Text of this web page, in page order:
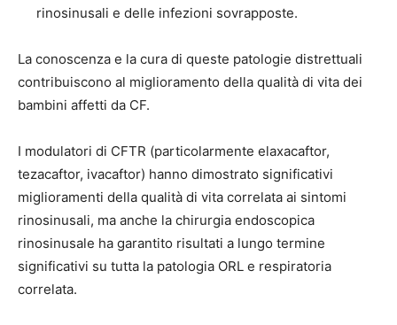
rinosinusali e delle infezioni sovrapposte.
La conoscenza e la cura di queste patologie distrettuali
contribuiscono al miglioramento della qualità di vita dei
bambini affetti da CF.
I modulatori di CFTR (particolarmente elaxacaftor,
tezacaftor, ivacaftor) hanno dimostrato significativi
miglioramenti della qualità di vita correlata ai sintomi
rinosinusali, ma anche la chirurgia endoscopica
rinosinusale ha garantito risultati a lungo termine
significativi su tutta la patologia ORL e respiratoria
correlata.